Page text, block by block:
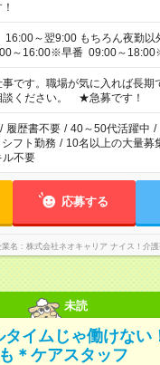
16:00～翌9:00 もちろん夜勤以
～16:00※早番 09:00～
※時間は、固定・選べる施設
できます！ ※シフト制。勤務地
家庭の都合でお休みが必要な
事です。職場が気に入れば長
談ください。 ★急募です！
/ 履歴書不要 / 40～50代活躍中 /
シフト勤務 / 10名以上の大量募
ル不要
応募する
名 株式会社ネオキャリア ナイス！介
未読
タイムじゃ働けない
＊ケアスタッフ